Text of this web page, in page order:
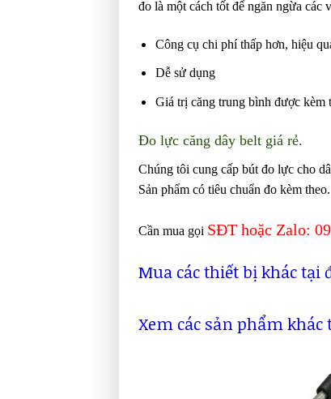
đo là một cách tốt để ngăn ngừa các
Công cụ chi phí thấp hơn, hiệu
Dễ sử dụng
Giá trị căng trung bình được kèm
Đo lực căng dây belt giá rẻ.
Chúng tôi cung cấp bút đo lực cho
Sản phẩm có tiêu chuẩn đo kèm theo.
Cần mua gọi SĐT hoặc Zalo:
Mua các thiết bị khác tại
Xem các sản phẩm khác